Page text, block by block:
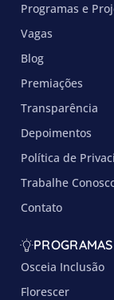
Programas e
Vagas
Blog
Premiações
Transparência
Depoimentos
Política de
Trabalhe
Contato
PROGRAMAS
Osceia Inclusão
Florescer